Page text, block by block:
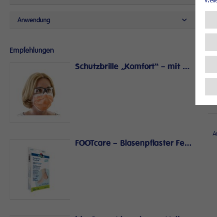
Anwendung
Empfehlungen
Schutzbrille „Komfort“ – mit weichem Nasensteg
FOOTcare – Blasenpflaster Ferse